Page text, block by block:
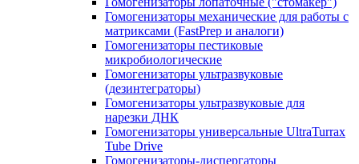
Гомогенизаторы механические для работы с
матриксами (FastPrep и аналоги)
Гомогенизаторы пестиковые
микробиологические
Гомогенизаторы ультразвуковые
(дезинтеграторы)
Гомогенизаторы ультразвуковые для
нарезки ДНК
Гомогенизаторы универсальные UltraTurrax
Tube Drive
Гомогенизаторы-диспергаторы